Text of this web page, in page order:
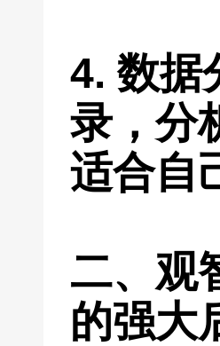
4. 数据
录，分
适合自
二、观
的强大